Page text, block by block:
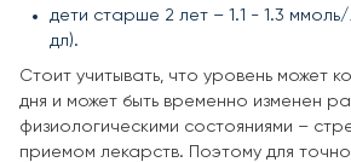
дети старше 2 лет – 1.1 - 1.3
дл).
Стоит учитывать, что уровень может
дня и может быть временно изменен
физиологическими состояниями –
приемом лекарств. Поэтому для